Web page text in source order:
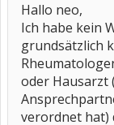
LG neo
Hallo neo,
Ich habe kein
grundsätzlich
oder Hausarzt
verordnet hat)